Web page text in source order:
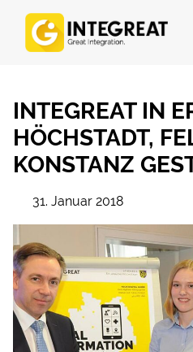
INTEGREAT IN
HÖCHSTADT,
KONSTANZ
31. Januar 2018